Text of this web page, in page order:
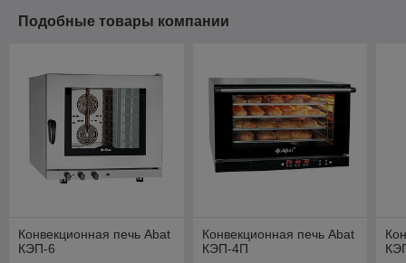
Подобные товары компании
Конвекционная печь Abat
КЭП-6
Конвекционная печь Abat
КЭП-4П